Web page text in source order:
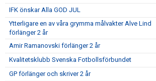
IFK önskar Alla GOD JUL
Ytterligare en av våra grymma målvakter Alve Lind
förlänger 2 år
Amir Ramanovski förlänger 2 år
Kvalitetsklubb Svenska Fotbollsförbundet
GP förlänger och skriver 2 år